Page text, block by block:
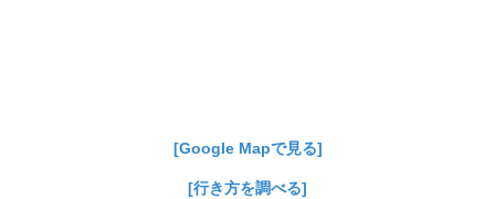
[Google Mapで見る]
[行き方を調べる]